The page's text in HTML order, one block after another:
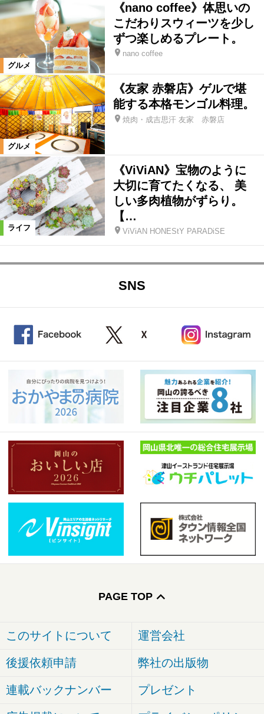
グルメ
《nano coffee》体思いの
こだわりスウィーツを少し
ずつ楽しめるプレート。
nano coffee
グルメ
《友家 赤磐店》ゲルで堪
能する本格モンゴル料理。
焼肉・成吉思汗 友家 赤磐店
ライフ
《ViViAN》宝物のように
大切に育てたくなる、 美
しい多肉植物がずらり。
【…
ViViAN HONEStY PARADiSE
SNS
PAGE TOP
このサイトについて 運営会社
後援依頼申請 弊社の出版物
連載バックナンバー プレゼント